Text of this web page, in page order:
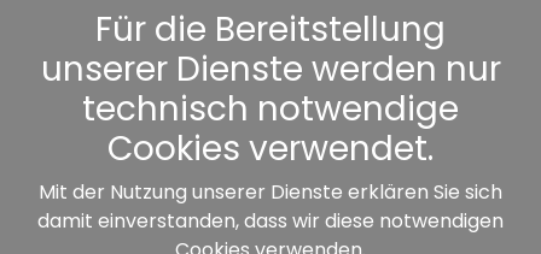
Kennwort vergessen
Sonstiges
Unsere Partner:
Für die Bereitstellung
unserer Dienste werden nur
technisch notwendige
Cookies verwendet.
Mit der Nutzung unserer Dienste erklären Sie sich
damit einverstanden, dass wir diese notwendigen